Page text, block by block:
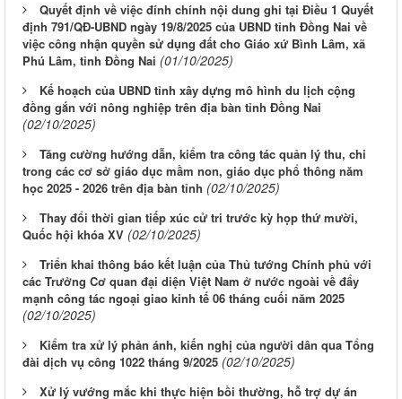
Quyết định về việc đính chính nội dung ghi tại Điều 1 Quyết
định 791/QĐ-UBND ngày 19/8/2025 của UBND tỉnh Đồng Nai về
việc công nhận quyền sử dụng đất cho Giáo xứ Bình Lâm, xã
Phú Lâm, tỉnh Đồng Nai (01/10/2025)
Kế hoạch của UBND tỉnh xây dựng mô hình du lịch cộng
đồng gắn với nông nghiệp trên địa bàn tỉnh Đồng Nai
(02/10/2025)
Tăng cường hướng dẫn, kiểm tra công tác quản lý thu, chi
trong các cơ sở giáo dục mầm non, giáo dục phổ thông năm
học 2025 - 2026 trên địa bàn tỉnh (02/10/2025)
Thay đổi thời gian tiếp xúc cử tri trước kỳ họp thứ mười,
Quốc hội khóa XV (02/10/2025)
Triển khai thông báo kết luận của Thủ tướng Chính phủ với
các Trưởng Cơ quan đại diện Việt Nam ở nước ngoài về đẩy
mạnh công tác ngoại giao kinh tế 06 tháng cuối năm 2025
(02/10/2025)
Kiểm tra xử lý phản ánh, kiến nghị của người dân qua Tổng
đài dịch vụ công 1022 tháng 9/2025 (02/10/2025)
Xử lý vướng mắc khi thực hiện bồi thường, hỗ trợ dự án